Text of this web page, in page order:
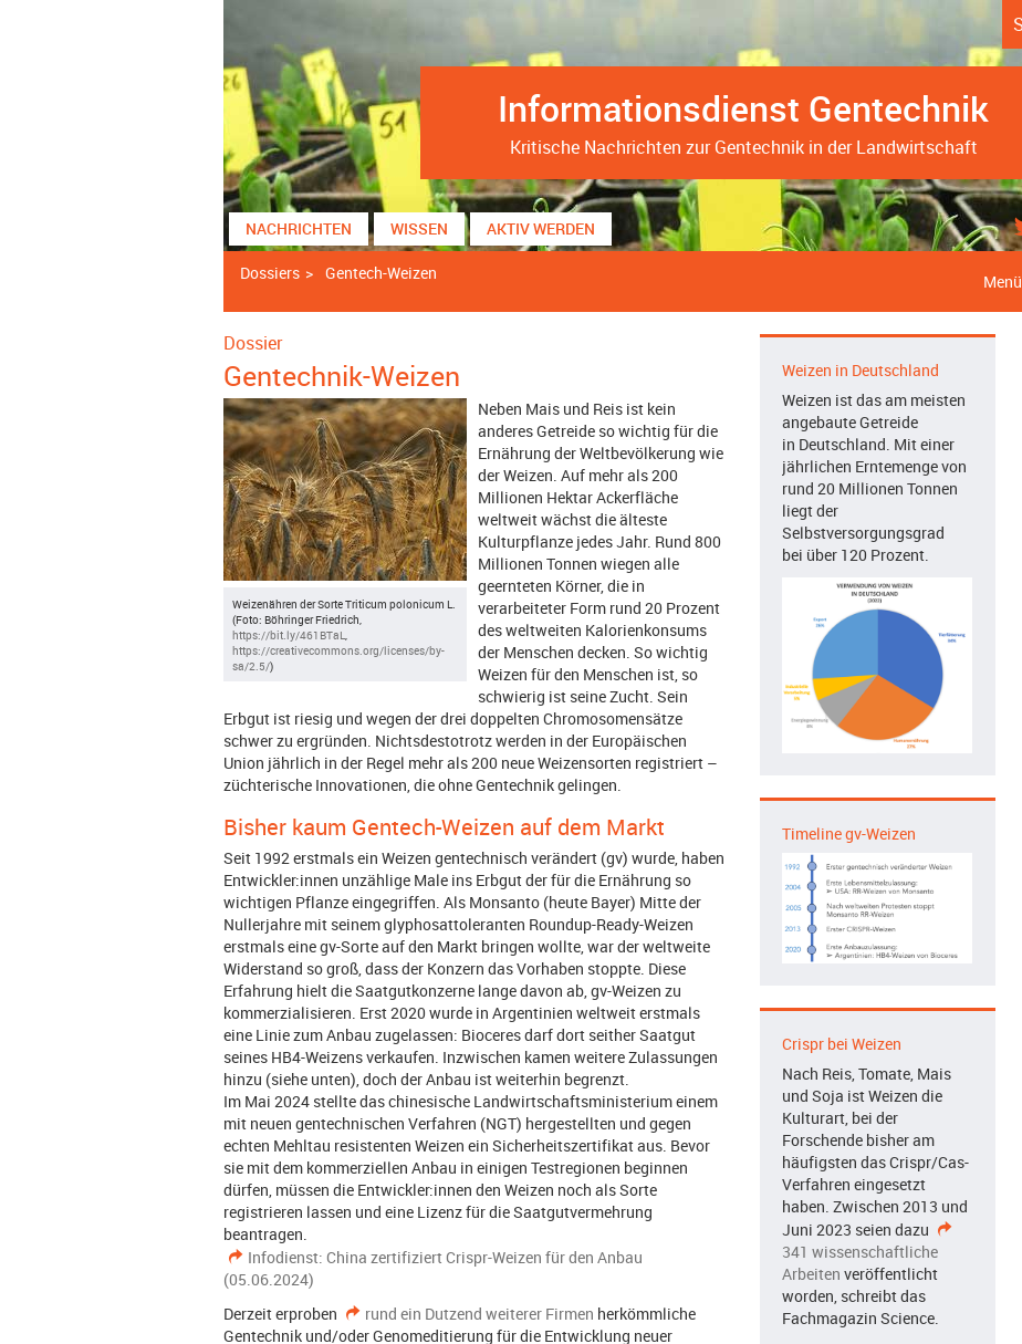
Informationsdienst Gentechnik
Kritische Nachrichten zur Gentechnik in der Landwirtschaft
NACHRICHTEN WISSEN AKTIV WERDEN
Dossiers Gentech-Weizen Menü
Dossier
Gentechnik-Weizen
Weizenähren der Sorte Triticum polonicum L.
(Foto: Böhringer Friedrich,
https://bit.ly/461BTaL
https://creativecommons.org/licenses/by-
sa/2.5/)
Neben Mais und Reis ist kein
anderes Getreide so wichtig für die
Ernährung der Weltbevölkerung wie
der Weizen. Auf mehr als 200
Millionen Hektar Ackerfläche
weltweit wächst die älteste
Kulturpflanze jedes Jahr. Rund 800
Millionen Tonnen wiegen alle
geernteten Körner, die in
verarbeiteter Form rund 20 Prozent
des weltweiten Kalorienkonsums
der Menschen decken. So wichtig
Weizen für den Menschen ist, so
schwierig ist seine Zucht. Sein
Erbgut ist riesig und wegen der drei doppelten Chromosomensätze
schwer zu ergründen. Nichtsdestotrotz werden in der Europäischen
Union jährlich in der Regel mehr als 200 neue Weizensorten registriert –
züchterische Innovationen, die ohne Gentechnik gelingen.
Bisher kaum Gentech-Weizen auf dem Markt
Seit 1992 erstmals ein Weizen gentechnisch verändert (gv) wurde, haben
Entwickler:innen unzählige Male ins Erbgut der für die Ernährung so
wichtigen Pflanze eingegriffen. Als Monsanto (heute Bayer) Mitte der
Nullerjahre mit seinem glyphosattoleranten Roundup-Ready-Weizen
erstmals eine gv-Sorte auf den Markt bringen wollte, war der weltweite
Widerstand so groß, dass der Konzern das Vorhaben stoppte. Diese
Erfahrung hielt die Saatgutkonzerne lange davon ab, gv-Weizen zu
kommerzialisieren. Erst 2020 wurde in Argentinien weltweit erstmals
eine Linie zum Anbau zugelassen: Bioceres darf dort seither Saatgut
seines HB4-Weizens verkaufen. Inzwischen kamen weitere Zulassungen
hinzu (siehe unten), doch der Anbau ist weiterhin begrenzt.
Im Mai 2024 stellte das chinesische Landwirtschaftsministerium einem
mit neuen gentechnischen Verfahren (NGT) hergestellten und gegen
echten Mehltau resistenten Weizen ein Sicherheitszertifikat aus. Bevor
sie mit dem kommerziellen Anbau in einigen Testregionen beginnen
dürfen, müssen die Entwickler:innen den Weizen noch als Sorte
registrieren lassen und eine Lizenz für die Saatgutvermehrung
beantragen.
Infodienst: China zertifiziert Crispr-Weizen für den Anbau
(05.06.2024)
Derzeit erproben
rund ein Dutzend weiterer Firmen herkömmliche
Gentechnik und/oder Genomeditierung für die Entwicklung neuer
Weizen in Deutschland
Weizen ist das am meisten
angebaute Getreide
in Deutschland. Mit einer
jährlichen Erntemenge von
rund 20 Millionen Tonnen
liegt der
Selbstversorgungsgrad
bei über 120 Prozent.
Timeline gv-Weizen
Crispr bei Weizen
Nach Reis, Tomate, Mais
und Soja ist Weizen die
Kulturart, bei der
Forschende bisher am
häufigsten das Crispr/Cas-
Verfahren eingesetzt
haben. Zwischen 2013 und
Juni 2023 seien dazu
341 wissenschaftliche
Arbeiten veröffentlicht
worden, schreibt das
Fachmagazin Science.